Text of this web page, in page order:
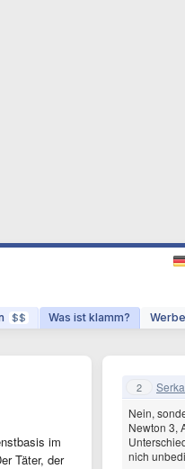
$$ Was ist klamm?
im
Täter, der
2
Nein,
Newton 3,
nich